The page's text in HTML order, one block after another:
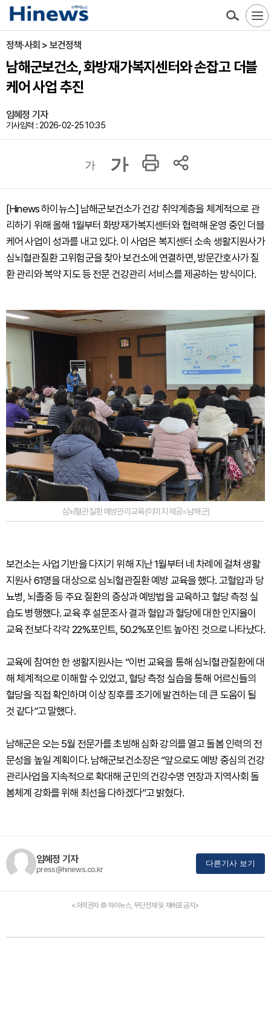
정책·사회 > 보건정책
남해군보건소, 화방재가복지센터와 손잡고 더블
케어 사업 추진
임혜정 기자
기사입력 : 2026-02-25 10:35
가 가
[Hinews 하이뉴스] 남해군보건소가 건강 취약계층을 체계적으로 관
리하기 위해 올해 1월부터 화방재가복지센터와 협력해 운영 중인 더블
케어 사업이 성과를 내고 있다. 이 사업은 복지센터 소속 생활지원사가
심뇌혈관질환 고위험군을 찾아 보건소에 연결하면, 방문간호사가 질
환 관리와 복약 지도 등 전문 건강관리 서비스를 제공하는 방식이다.
심뇌혈관질환 예방관리교육 (이미지 제공=남해군)
보건소는 사업 기반을 다지기 위해 지난 1월부터 네 차례에 걸쳐 생활
지원사 61명을 대상으로 심뇌혈관질환 예방 교육을 했다. 고혈압과 당
뇨병, 뇌졸중 등 주요 질환의 증상과 예방법을 교육하고 혈당 측정 실
습도 병행했다. 교육 후 설문조사 결과 혈압과 혈당에 대한 인지율이
교육 전보다 각각 22%포인트, 50.2%포인트 높아진 것으로 나타났다.
교육에 참여한 한 생활지원사는 “이번 교육을 통해 심뇌혈관질환에 대
해 체계적으로 이해할 수 있었고, 혈당 측정 실습을 통해 어르신들의
혈당을 직접 확인하며 이상 징후를 조기에 발견하는 데 큰 도움이 될
것 같다”고 말했다.
남해군은 오는 5월 전문가를 초빙해 심화 강의를 열고 돌봄 인력의 전
문성을 높일 계획이다. 남해군보건소장은 “앞으로도 예방 중심의 건강
관리사업을 지속적으로 확대해 군민의 건강수명 연장과 지역사회 돌
봄체계 강화를 위해 최선을 다하겠다”고 밝혔다.
임혜정 기자
press@hinews.co.kr
다른기사 보기
<저작권자 © 하이뉴스, 무단전재 및 재배포 금지>